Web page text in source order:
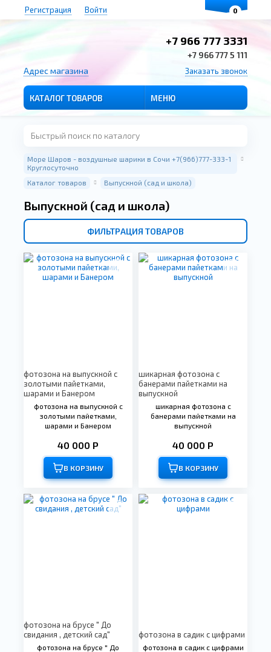
+7 966 777 3331
+7 966 777 5 111
Заказать звонок
Адрес магазина
Регистрация Войти
КАТАЛОГ ТОВАРОВ МЕНЮ
Море Шаров - воздушные шарики в Сочи +7(966)777-333-1
Круглосуточно
Каталог товаров
Выпускной (сад и школа)
Выпускной (сад и школа)
ФИЛЬТРАЦИЯ ТОВАРОВ
фотозона на выпускной с
золотыми пайетками,
шарами и Банером
фотозона на выпускной с
золотыми пайетками,
шарами и Банером
40 000 Р
В КОРЗИНУ
шикарная фотозона с
банерами пайетками на
выпускной
шикарная фотозона с
банерами пайетками на
выпускной
40 000 Р
В КОРЗИНУ
фотозона на брусе " До
свидания , детский сад"
фотозона на брусе " До
фотозона в садик с цифрами
фотозона в садик с цифрами
0